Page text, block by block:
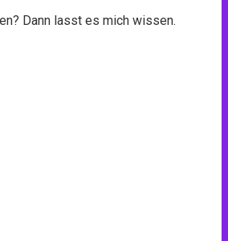
Dann lasst es mich wissen.